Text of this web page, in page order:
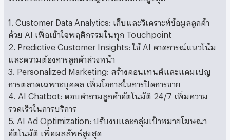
1. Customer Data Analytics: เก็บและวิเคราะห์ข้อมูลลูกค้า
ด้วย AI เพื่อเข้าใจพฤติกรรมในทุก Touchpoint
2. Predictive Customer Insights: ใช้ AI คาดการณ์แนวโน้ม
และความต้องการลูกค้าล่วงหน้า
3. Personalized Marketing: สร้างคอนเทนต์และแคมเปญ
การตลาดเฉพาะบุคคล เพิ่มโอกาสในการปิดการขาย
4. AI Chatbot: ตอบคำถามลูกค้าอัตโนมัติ 24/7 เพิ่มความ
รวดเร็วในการบริการ
5. AI Ad Optimization: ปรับงบและกลุ่มเป้าหมายโฆษณา
อัตโนมัติ เพื่อผลลัพธ์สูงสุด